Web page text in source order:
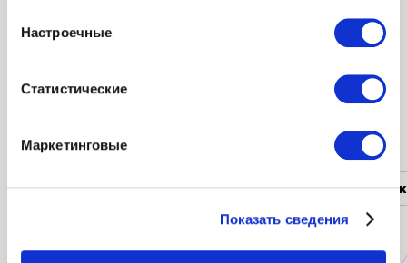
Настроечные
Статистические
Маркетинговые
Показать сведения
Популярные категории
Женская одежда Мужская одежда